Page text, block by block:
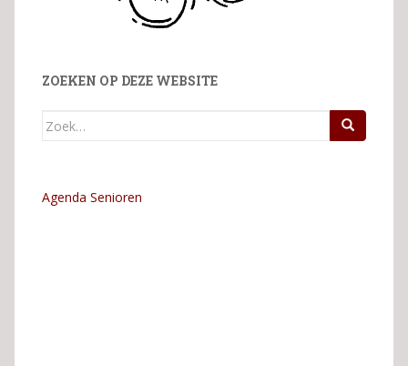
ZOEKEN OP DEZE WEBSITE
Zoek
Agenda Senioren